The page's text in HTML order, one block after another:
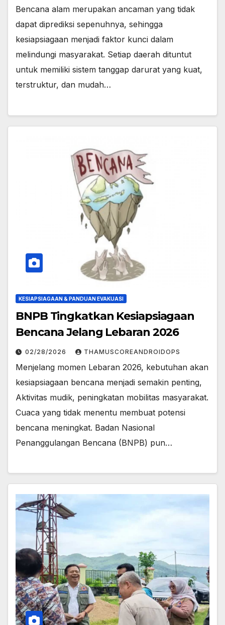
Bencana alam merupakan ancaman yang tidak
dapat diprediksi sepenuhnya, sehingga
kesiapsiagaan menjadi faktor kunci dalam
melindungi masyarakat. Setiap daerah dituntut
untuk memiliki sistem tanggap darurat yang kuat,
terstruktur, dan mudah…
KESIAPSIAGAAN & PANDUAN EVAKUASI
BNPB Tingkatkan Kesiapsiagaan
Bencana Jelang Lebaran 2026
02/28/2026 THAMUSCOREANDROIDOPS
Menjelang momen Lebaran 2026, kebutuhan akan
kesiapsiagaan bencana menjadi semakin penting,
Aktivitas mudik, peningkatan mobilitas masyarakat.
Cuaca yang tidak menentu membuat potensi
bencana meningkat. Badan Nasional
Penanggulangan Bencana (BNPB) pun…